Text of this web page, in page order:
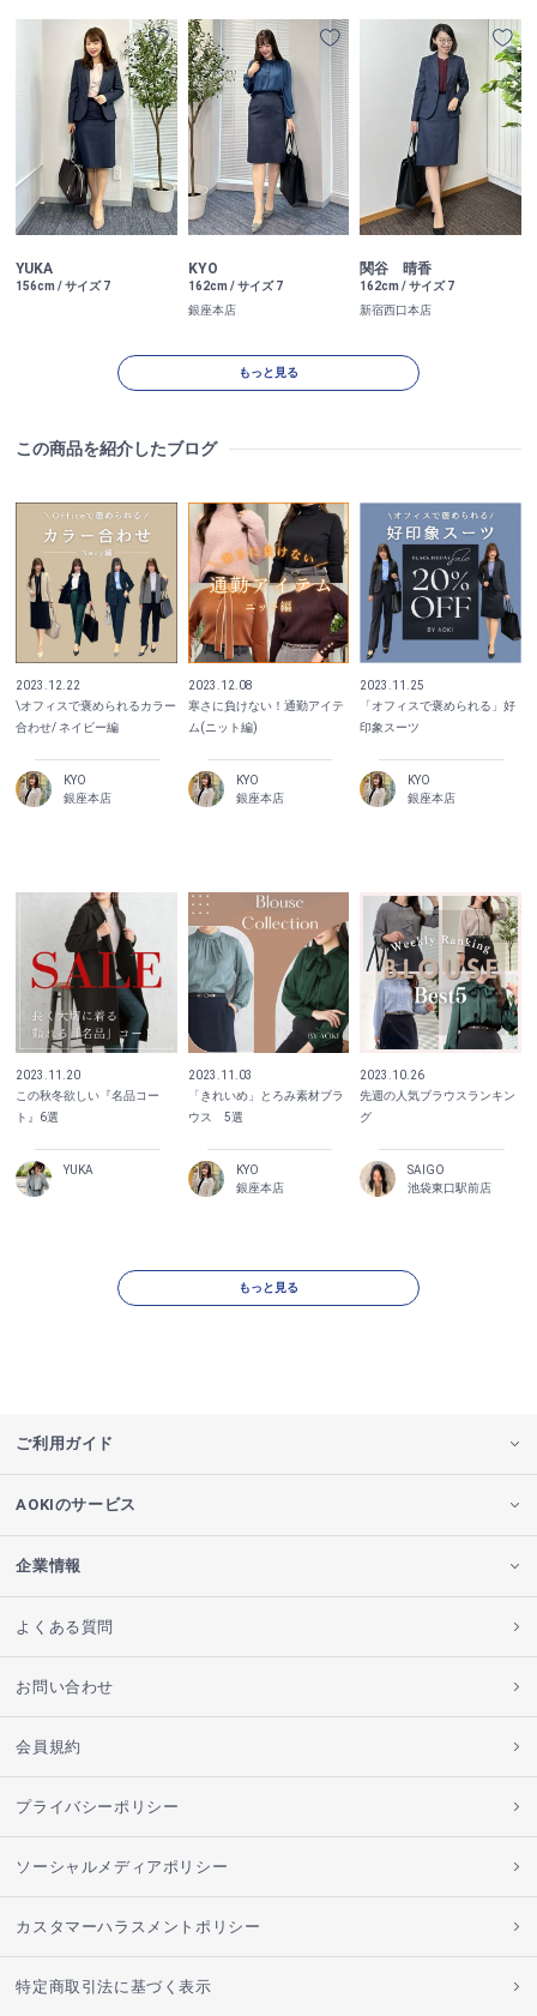
YUKA
156cm / サイズ 7
KYO
162cm / サイズ 7
銀座本店
関谷 晴香
162cm / サイズ 7
新宿西口本店
もっと見る
この商品を紹介したブログ
2023.12.22
\オフィスで褒められるカラー
合わせ/ ネイビー編
KYO
銀座本店
2023.12.08
寒さに負けない！通勤アイテ
ム(ニット編)
KYO
銀座本店
2023.11.25
「オフィスで褒められる」好
印象スーツ
KYO
銀座本店
2023.11.20
この秋冬欲しい『名品コー
ト』6選
YUKA
2023.11.03
「きれいめ」とろみ素材ブラ
ウス 5選
KYO
銀座本店
2023.10.26
先週の人気ブラウスランキン
グ
SAIGO
池袋東口駅前店
もっと見る
ご利用ガイド
AOKIのサービス
企業情報
よくある質問
お問い合わせ
会員規約
プライバシーポリシー
ソーシャルメディアポリシー
カスタマーハラスメントポリシー
特定商取引法に基づく表示